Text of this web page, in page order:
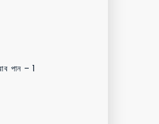
পান – 1